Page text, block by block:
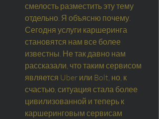
смелость разместить эту тему
отдельно. Я объясню почему.
Сегодня услуги каршеринга
становятся нам все более
известны. Не так давно нам
рассказали, что таким сервисом
является Uber или Bolt, но, к
счастью, ситуация стала более
цивилизованной и теперь к
каршеринговым сервисам